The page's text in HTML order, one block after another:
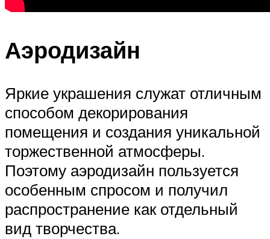
Аэродизайн
Яркие украшения служат отличным
способом декорирования
помещения и создания уникальной
торжественной атмосферы.
Поэтому аэродизайн пользуется
особенным спросом и получил
распространение как отдельный
вид творчества.